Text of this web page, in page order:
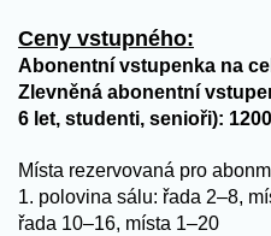
Ceny vstupného:
Abonentní vstupenka na
Zlevněná abonentní
6 let, studenti, senioři):
Místa rezervovaná pro
1. polovina sálu: řada 2–8,
řada 10–16, místa 1–20